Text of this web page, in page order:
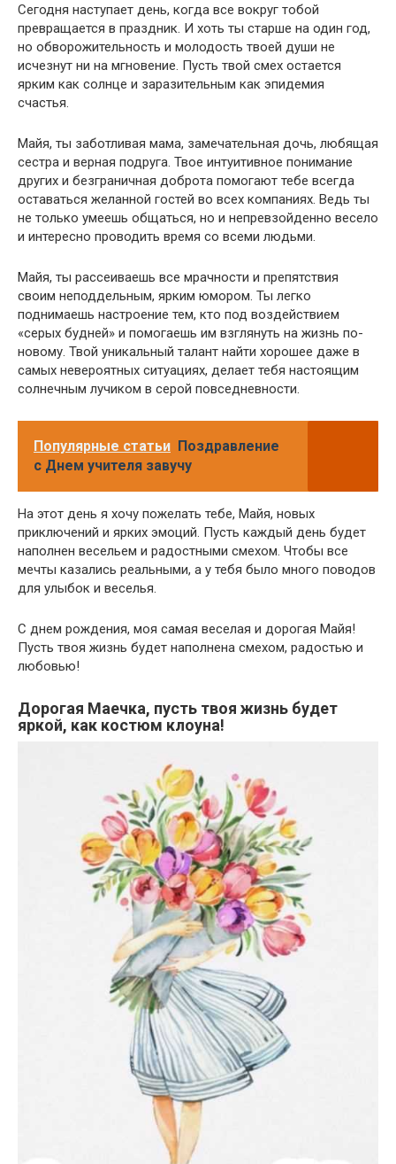
Сегодня наступает день, когда все вокруг тобой
превращается в праздник. И хоть ты старше на один год,
но обворожительность и молодость твоей души не
исчезнут ни на мгновение. Пусть твой смех остается
ярким как солнце и заразительным как эпидемия
счастья.
Майя, ты заботливая мама, замечательная дочь, любящая
сестра и верная подруга. Твое интуитивное понимание
других и безграничная доброта помогают тебе всегда
оставаться желанной гостей во всех компаниях. Ведь ты
не только умеешь общаться, но и непревзойденно весело
и интересно проводить время со всеми людьми.
Майя, ты рассеиваешь все мрачности и препятствия
своим неподдельным, ярким юмором. Ты легко
поднимаешь настроение тем, кто под воздействием
«серых будней» и помогаешь им взглянуть на жизнь по-
новому. Твой уникальный талант найти хорошее даже в
самых невероятных ситуациях, делает тебя настоящим
солнечным лучиком в серой повседневности.
Популярные статьи Поздравление
с Днем учителя завучу
На этот день я хочу пожелать тебе, Майя, новых
приключений и ярких эмоций. Пусть каждый день будет
наполнен весельем и радостными смехом. Чтобы все
мечты казались реальными, а у тебя было много поводов
для улыбок и веселья.
С днем рождения, моя самая веселая и дорогая Майя!
Пусть твоя жизнь будет наполнена смехом, радостью и
любовью!
Дорогая Маечка, пусть твоя жизнь будет
яркой, как костюм клоуна!